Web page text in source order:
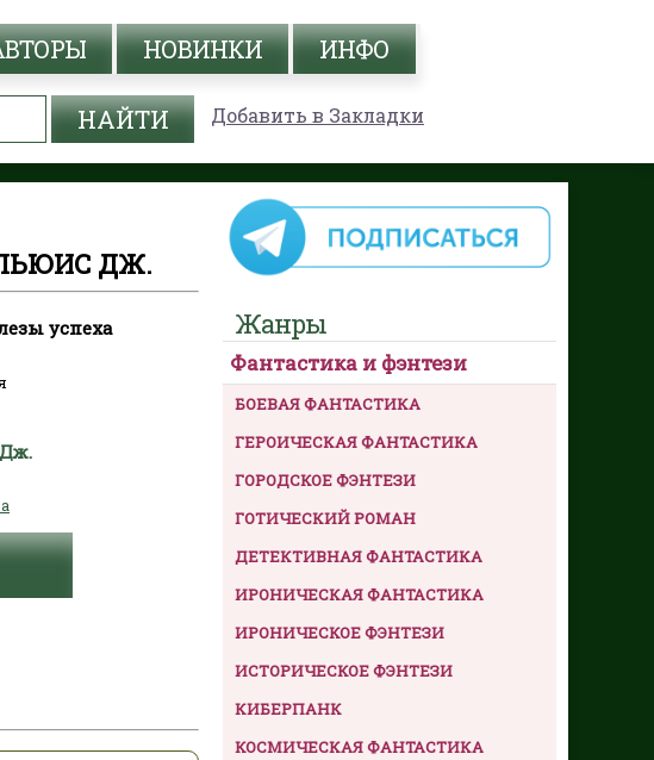
НОВИНКИ ИНФО
Добавить в Закладки
ДЖ.
успеха Жанры
Фантастика и фэнтези
БОЕВАЯ ФАНТАСТИКА
ГЕРОИЧЕСКАЯ ФАНТАСТИКА
ГОРОДСКОЕ ФЭНТЕЗИ
ГОТИЧЕСКИЙ РОМАН
ДЕТЕКТИВНАЯ ФАНТАСТИКА
ИРОНИЧЕСКАЯ ФАНТАСТИКА
ИРОНИЧЕСКОЕ ФЭНТЕЗИ
ИСТОРИЧЕСКОЕ ФЭНТЕЗИ
КИБЕРПАНК
КОСМИЧЕСКАЯ ФАНТАСТИКА